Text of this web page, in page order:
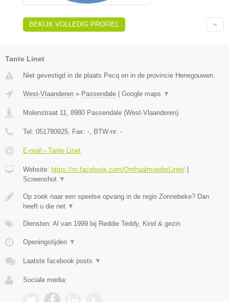
BEKIJK VOLLEDIG PROFIEL
Tante Linet
Niet gevestigd in de plaats Pecq en in de provincie Henegouwen.
West-Vlaanderen » Passendale Google maps ▼
Molenstraat 11 8980 Passendale (West-Vlaanderen)
Tel: 051780925 , Fax: - , BTW-nr: -
E-mail › Tante Linet
Website: https://m.facebook.com/OnthaalmoederLinet/
Screenshot ▼
Op zoek naar een speelse opvang in de regio Zonnebeke? Dan
heeft u die net ▼
Diensten: Al van 1999 bij Reddie Teddy, Kind & gezin
Openingstijden ▼
Laatste facebook posts ▼
Sociale media: